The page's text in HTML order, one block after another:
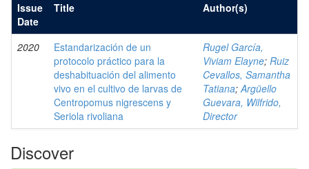
Issue
Date
Title Author(s)
2020
Estandarización de un
protocolo práctico para la
deshabituación del alimento
vivo en el cultivo de larvas de
Centropomus nigrescens y
Seriola rivoliana
Rugel García,
Viviam Elayne; Ruiz
Cevallos, Samantha
Tatiana;Argüello
Guevara, Wilfrido,
Director
Discover